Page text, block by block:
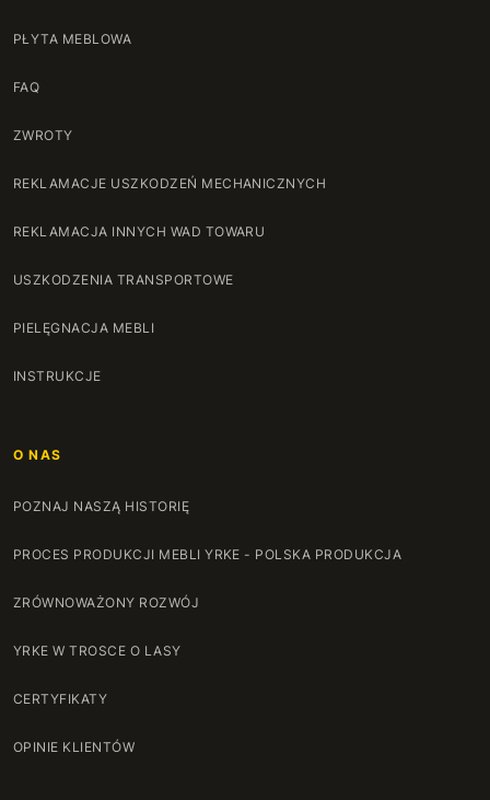
PŁYTA MEBLOWA
FAQ
ZWROTY
REKLAMACJE USZKODZEŃ MECHANICZNYCH
REKLAMACJA INNYCH WAD TOWARU
USZKODZENIA TRANSPORTOWE
PIELĘGNACJA MEBLI
INSTRUKCJE
O NAS
POZNAJ NASZĄ HISTORIĘ
PROCES PRODUKCJI MEBLI YRKE - POLSKA PRODUKCJA
ZRÓWNOWAŻONY ROZWÓJ
YRKE W TROSCE O LASY
CERTYFIKATY
OPINIE KLIENTÓW